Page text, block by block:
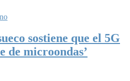
sostiene que el 5G
de microondas’